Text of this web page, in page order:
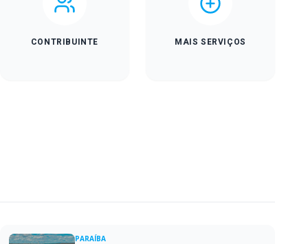
CONTRIBUINTE MAIS SERVIÇOS
PARAÍBA